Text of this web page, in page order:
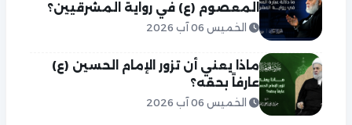
المعصوم (ع) في رواية المشرقيين؟
الخميس 06 آب 2026
ماذا يعني أن تزور الإمام الحسين (ع)
عارفاً بحقه؟
الخميس 06 آب 2026